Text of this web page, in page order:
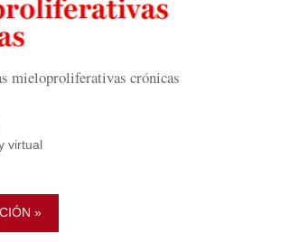
mieloproliferativas crónicas
virtual
»